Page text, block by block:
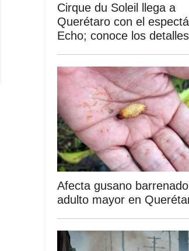
Cirque du Soleil llega a
Querétaro con el
Echo; conoce los detalles
Afecta gusano
adulto mayor en